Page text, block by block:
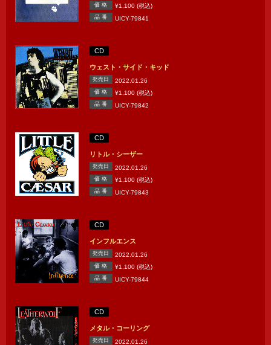
価 格 ¥1,100 (税込)
品 番 UICY-79841
CD
ウェスト・サイド・キッド
発売日 2022.01.26
価 格 ¥1,100 (税込)
品 番 UICY-79842
CD
リトル・シーザー
発売日 2022.01.26
価 格 ¥1,100 (税込)
品 番 UICY-79843
CD
インフルエンス
発売日 2022.01.26
価 格 ¥1,100 (税込)
品 番 UICY-79844
CD
メタル・コーリング
発売日 2022.01.26